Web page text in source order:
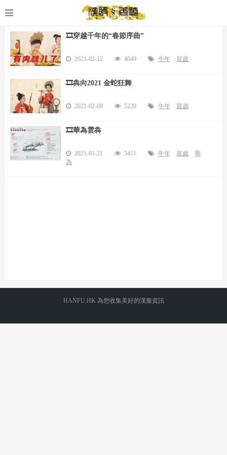
🎞️穿越千年的“春節序曲”
2021-02-12 4049 牛年 賀歲
🎞️犇向2021 金蛇狂舞
2021-02-09 5220 牛年 賀歲
🎞️華為雲犇
2021-01-21 5411 牛年 賀歲
華
為
HANFU.HK 為您收集美好的漢服資訊